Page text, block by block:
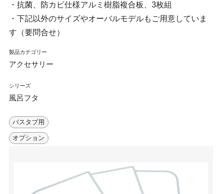
・抗菌、防カビ仕様アルミ樹脂複合板、3枚組
・下記以外のサイズやオーバルモデルもご用意していま
す（要問合せ）
製品カテゴリー
アクセサリー
シリーズ
風呂フタ
バスタブ用
オプション